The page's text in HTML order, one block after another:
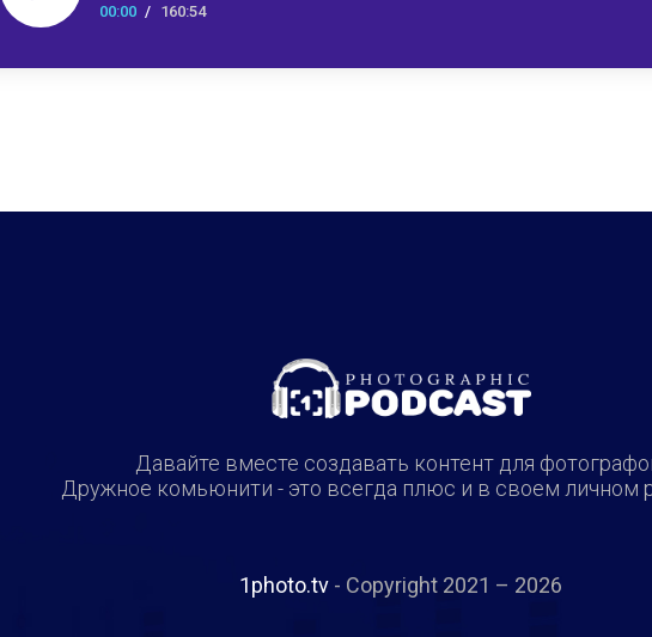
00:00 160:54
Давайте вместе создавать контент для
Дружное комьюнити - это всегда плюс и в своем личном
1photo.tv - Copyright 2021 – 2026